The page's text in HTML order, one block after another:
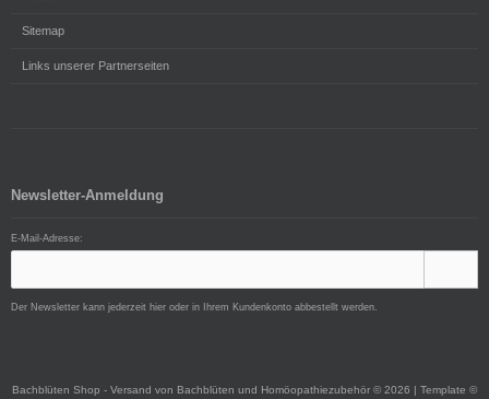
Sitemap
Links unserer Partnerseiten
Newsletter-Anmeldung
E-Mail-Adresse:
Der Newsletter kann jederzeit hier oder in Ihrem Kundenkonto abbestellt werden.
Bachblüten Shop - Versand von Bachblüten und Homöopathiezubehör © 2026 | Template ©